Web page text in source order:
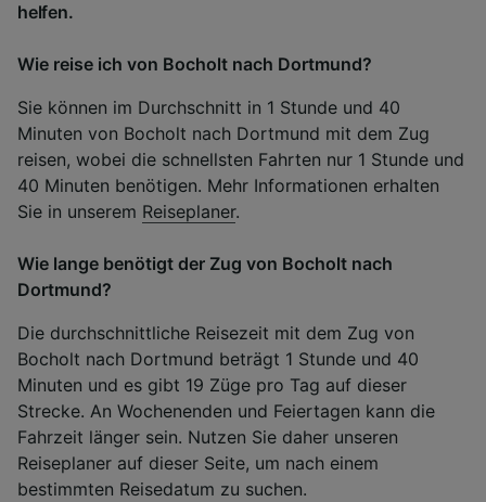
helfen.
Wie reise ich von Bocholt nach Dortmund?
Sie können im Durchschnitt in 1 Stunde und 40
Minuten von Bocholt nach Dortmund mit dem Zug
reisen, wobei die schnellsten Fahrten nur 1 Stunde und
40 Minuten benötigen. Mehr Informationen erhalten
Sie in unserem Reiseplaner.
Wie lange benötigt der Zug von Bocholt nach
Dortmund?
Die durchschnittliche Reisezeit mit dem Zug von
Bocholt nach Dortmund beträgt 1 Stunde und 40
Minuten und es gibt 19 Züge pro Tag auf dieser
Strecke. An Wochenenden und Feiertagen kann die
Fahrzeit länger sein. Nutzen Sie daher unseren
Reiseplaner auf dieser Seite, um nach einem
bestimmten Reisedatum zu suchen.